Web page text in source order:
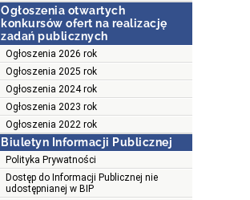
Ogłoszenia otwartych
konkursów ofert na realizację
zadań publicznych
Ogłoszenia 2026 rok
Ogłoszenia 2025 rok
Ogłoszenia 2024 rok
Ogłoszenia 2023 rok
Ogłoszenia 2022 rok
Biuletyn Informacji Publicznej
Polityka Prywatności
Dostęp do Informacji Publicznej nie
udostępnianej w BIP